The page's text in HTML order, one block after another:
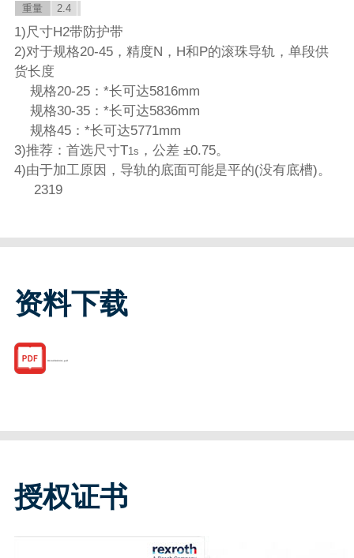
重量
2.4
1)尺寸H2带防护带
2)对于规格20-45，精度N，H和P的滚珠导轨，单段供
货长度
规格20-25：*长可达5816mm
规格30-35：*长可达5836mm
规格45：*长可达5771mm
3)推荐：首选尺寸T1s ，公差 ±0.75。
4)由于加工原因，导轨的底面可能是平的(没有底槽)。
2319
资料下载
R164580331.pdf
授权证书